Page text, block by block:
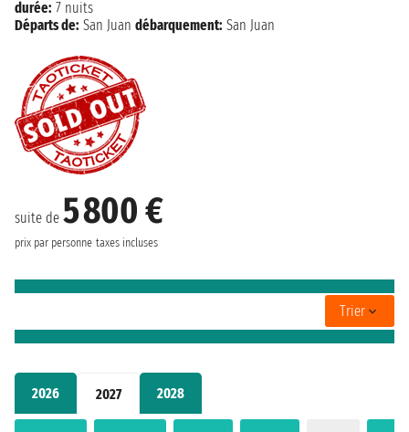
2026 2027 2028
suite de 5 800 €
prix par personne taxes incluses
durée: 7 nuits
Départs de: San Juan débarquement: San Juan
Trier